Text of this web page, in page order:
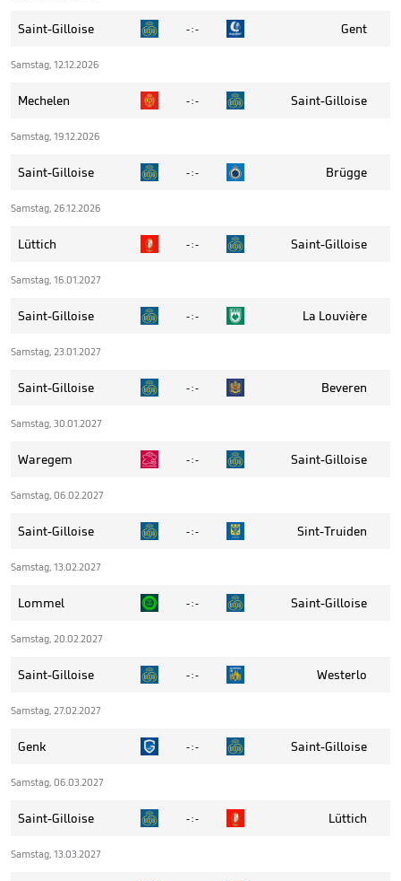
Saint-Gilloise - : - Gent
Samstag, 12.12.2026
Mechelen - : - Saint-Gilloise
Samstag, 19.12.2026
Saint-Gilloise - : - Brügge
Samstag, 26.12.2026
Lüttich - : - Saint-Gilloise
Samstag, 16.01.2027
Saint-Gilloise - : - La Louvière
Samstag, 23.01.2027
Saint-Gilloise - : - Beveren
Samstag, 30.01.2027
Waregem - : - Saint-Gilloise
Samstag, 06.02.2027
Saint-Gilloise - : - Sint-Truiden
Samstag, 13.02.2027
Lommel - : - Saint-Gilloise
Samstag, 20.02.2027
Saint-Gilloise - : - Westerlo
Samstag, 27.02.2027
Genk - : - Saint-Gilloise
Samstag, 06.03.2027
Saint-Gilloise - : - Lüttich
Samstag, 13.03.2027